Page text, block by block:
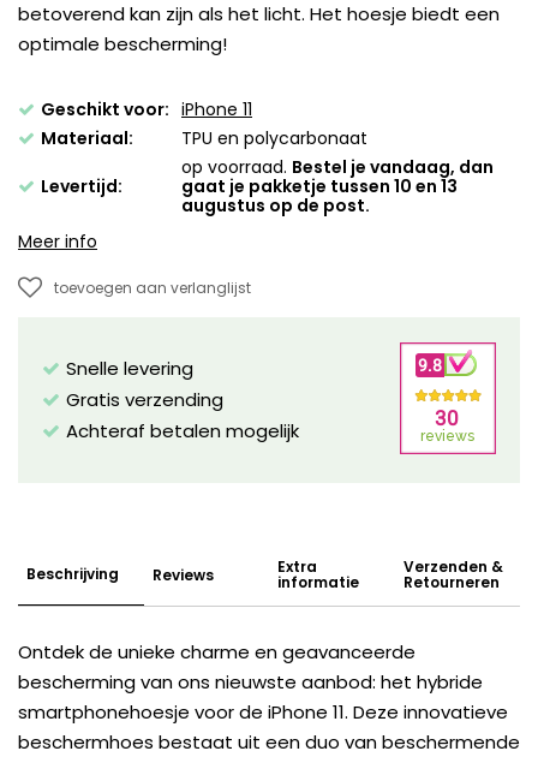
betoverend kan zijn als het licht. Het hoesje biedt een
optimale bescherming!
Geschikt voor: iPhone 11
Materiaal:
TPU en polycarbonaat
Levertijd:
op voorraad. Bestel je vandaag, dan
gaat je pakketje tussen 10 en 13
augustus op de post.
Meer info
toevoegen aan verlanglijst
Snelle levering
Gratis verzending
Achteraf betalen mogelijk
Beschrijving Reviews Extra
informatie
Verzenden &
Retourneren
Ontdek de unieke charme en geavanceerde
bescherming van ons nieuwste aanbod: het hybride
smartphonehoesje voor de iPhone 11. Deze innovatieve
beschermhoes bestaat uit een duo van beschermende